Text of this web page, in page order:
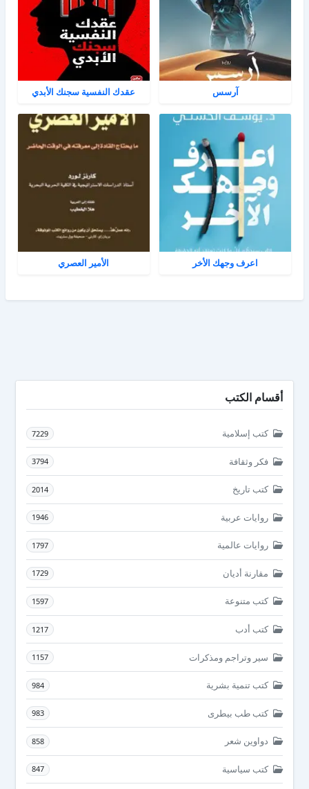
آرسس عقدك النفسية سجنك الأبدي
اعرف وجهك الأخر الأمير العصري
أقسام الكتب
كتب إسلامية 7229
فكر وثقافة 3794
كتب تاريخ 2014
روايات عربية 1946
روايات عالمية 1797
مقارنة أديان 1729
كتب متنوعة 1597
كتب أدب 1217
سير وتراجم ومذكرات 1157
كتب تنمية بشرية 984
كتب طب بيطرى 983
دواوين شعر 858
كتب سياسية 847